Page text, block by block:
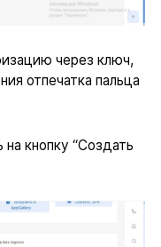
через ключ,
отпечатка пальца
кнопку “Создать